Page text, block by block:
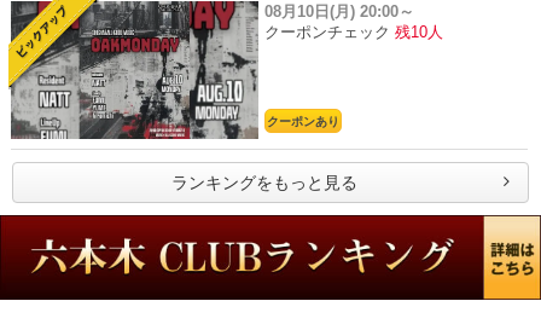
08月10日(月) 20:00～
クーポンチェック 残10人
クーポンあり
ランキングをもっと見る